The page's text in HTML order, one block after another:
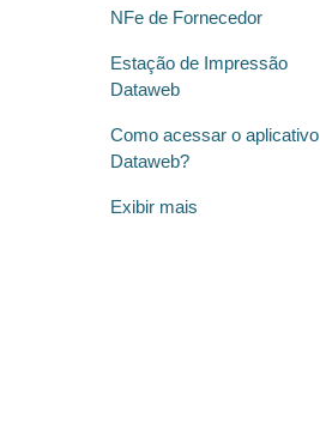
NFe de Fornecedor
Estação de Impressão
Dataweb
Como acessar o aplicativo
Dataweb?
Exibir mais